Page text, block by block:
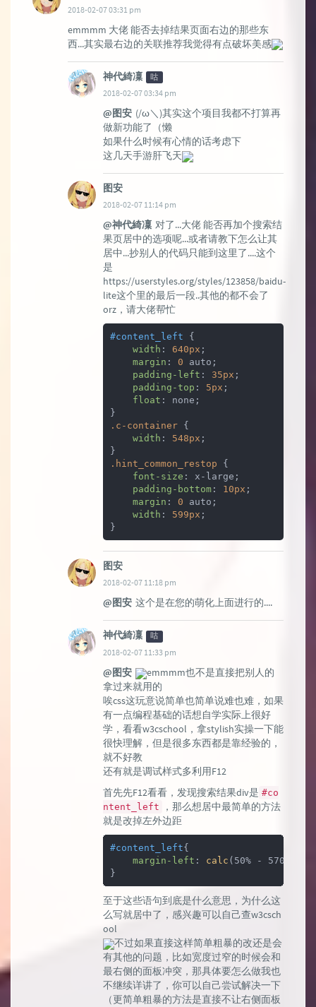
2018-02-07 03:31 pm
emmmm 大佬 能否去掉结果页面右边的那些东
西...其实最右边的关联推荐我觉得有点破坏美感
神代綺凜 咕
2018-02-07 03:34 pm
@图安 (/ω＼)其实这个项目我都不打算再
做新功能了（懒
如果什么时候有心情的话考虑下
这几天手游肝飞天
图安
2018-02-07 11:14 pm
@神代綺凜 对了...大佬 能否再加个搜索结
果页居中的选项呢...或者请教下怎么让其
居中...抄别人的代码只能到这里了....这个
是
https://userstyles.org/styles/123858/baidu-
lite这个里的最后一段..其他的都不会了
orz，请大佬帮忙
#content_left {
width : 640px ;
margin : 0 auto;
padding-left : 35px ;
padding-top : 5px ;
float : none;
.c-container {
width : 548px ;
.hint_common_restop {
font-size : x-large;
padding-bottom: 10px ;
margin : 0 auto;
width : 599px ;
}
图安
2018-02-07 11:18 pm
@图安 这个是在您的萌化上面进行的....
神代綺凜 咕
2018-02-07 11:33 pm
@图安
emmmm也不是直接把别人的
拿过来就用的
唉css这玩意说简单也简单说难也难，如果
有一点编程基础的话想自学实际上很好
学，看看w3cschool，拿stylish实操一下能
很快理解，但是很多东西都是靠经验的，
就不好教
还有就是调试样式多利用F12
首先先F12看看，发现搜索结果div是 #co
ntent_left
，那么想居中最简单的方法
就是改掉左外边距
#content_left{
margin-left : calc (50% - 570px /
}
至于这些语句到底是什么意思，为什么这
么写就居中了，感兴趣可以自己查w3csch
ool
不过如果直接这样简单粗暴的改还是会
有其他的问题，比如宽度过窄的时候会和
最右侧的面板冲突，那具体要怎么做我也
不继续详讲了，你可以自己尝试解决一下
（更简单粗暴的方法是直接不让右侧面板